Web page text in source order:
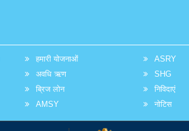
हमारी योजनाओं
अवधि ऋण
ब्रिज लोन
AMSY
ASRY
SHG
निविदाएं
नोटिस